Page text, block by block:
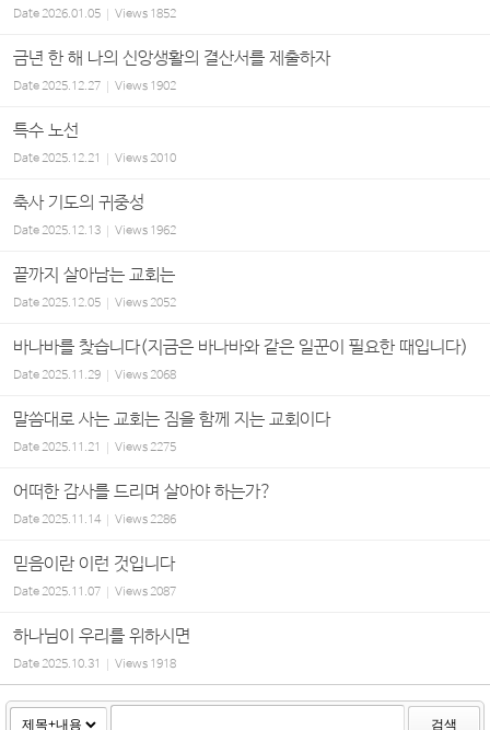
Date2026.01.05 Views 1852
금년 한 해 나의 신앙생활의 결산서를 제출하자
Date2025.12.27 Views 1902
특수 노선
Date2025.12.21 Views2010
축사 기도의 귀중성
Date2025.12.13 Views 1962
끝까지 살아남는 교회는
Date2025.12.05 Views2052
바나바를 찾습니다(지금은 바나바와 같은 일꾼이 필요한 때입니다)
Date2025.11.29 Views2068
말씀대로 사는 교회는 짐을 함께 지는 교회이다
Date2025.11.21 Views2275
어떠한 감사를 드리며 살아야 하는가?
Date2025.11.14 Views2286
믿음이란 이런 것입니다
Date2025.11.07 Views2087
하나님이 우리를 위하시면
Date2025.10.31 Views 1918
검색